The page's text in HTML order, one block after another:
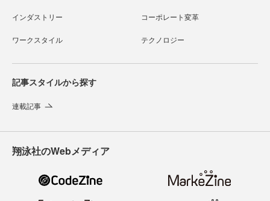
インダストリー コーポレート変革
ワークスタイル テクノロジー
記事スタイルから探す
連載記事
翔泳社のWebメディア